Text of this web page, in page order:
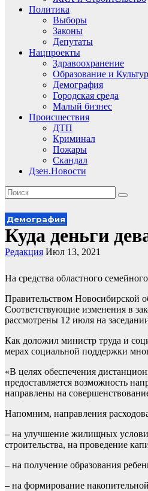
Политика
Выборы
Законы
Депутаты
Нацпроекты
Здравоохранение
Образование и
Демография
Городская среда
Малый бизнес
Происшествия
ДТП
Криминал
Пожары
Скандал
Дзен.Новости
Демография
Куда деньги
Редакция Июл 13, 2021
На средства областного
Правительством Новосибирской
Соответствующие изменения в
рассмотрены 12 июля на
Как доложил министр труда и
мерах социальной поддержки
«В целях обеспечения
предоставляется возможность
направлены на
Напомним, направления
– на улучшение жилищных
строительства, на проведение
– на получение образования
– на формирование